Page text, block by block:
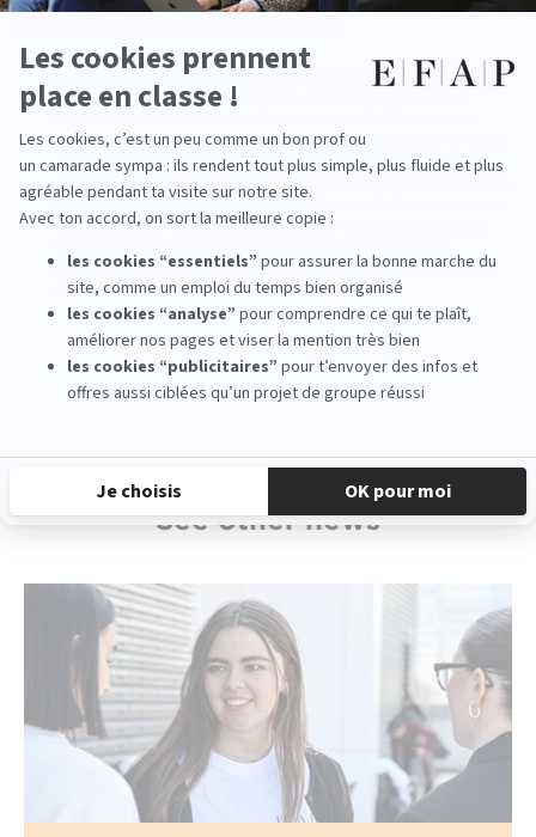
créativité et une grande maîtrise –une belle démonstration de talent
« Le meilleur conseil qu’on puisse donner, c’est de se faire
confiance et d’oser se dépasser. Au départ, le projet peut
réalisé, on ressent une vraie fierté d’avoir relevé le défi et d’être
arrivé jusqu’au bout ! Travaillez main dans la main, en vous
appuyant les uns sur les autres, et communiquez constamment :
un événement réussi repose sur la cohésion de l’équipe, sur une
vision partagée et sur une organisation fluide. C’est vraiment
d’impactant. Alors croyez en vous, et avancez collectivement
! »
‹ Previous news Next news ›
See other news